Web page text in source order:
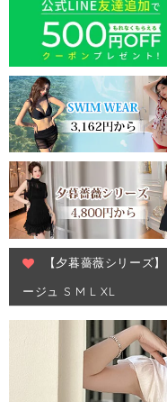
【夕暮薔薇シリーズ
ージュ S M L XL